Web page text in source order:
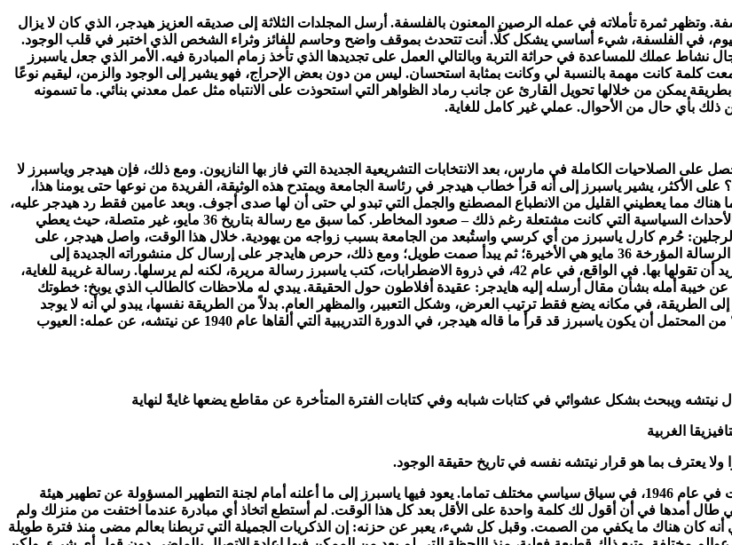
ثمرة تأملاته في عمله الرصين المعنون بالفلسفة. أرسل المجلدات الثلاثة إلى صديقه العزيز هيدجر، الذي كان لا يزال
في الفلسفة، شيء أساسي يشكل كلًا. أنت تتحدث بموقف واضح وحاسم للفائز وثراء الشخص الذي اختبر في قلب الوجود.
نشاط عملك للمساعدة في حراثة التربة وبالتالي العمل على تجديدها الذي تأخذ زمام المبادرة فيه. الأمر الذي جعل ياسبرز
كانت مهمة بالنسبة لي وكانت بمثابة استحسان. ليس من دون بعض الإحراج، فهو يشير إلى الوجود والزمن، ليقيم نوعًا
يمكن من خلالها تحويل القارئ عن جانب رماد الظواهر التي استحوذت على الانتباه مثل عمل معدني بنائي. ما تسمونه
بأي حال من الأحوال. عملي غير كامل للغاية.
1933، تم تعيين هتلر مستشارًا، ثم حصل على الصلاحيات الكاملة في مارس، بعد الانتخابات التشريعية الجديدة التي فاز بها النازيون. ومع ذلك، فإن هيدجر وياسبرز لا
يشير ياسبرز إلى أنه قرأ خطاب هيدجر في رئاسة الجامعة ويمتدح هذه الوثيقة، الفريدة من نوعها حتى يومنا هذا،
مما يعطيني القليل من الانطباع المصطنع والجمل التي تبدو لي حتى أن لها صدى أجوف. وبعد عامين فقط رد هيدجر عليه،
برسالة قمرية إلى حد ما استشهد فيها بآيات من سوفوكليس، دون أي إشارة إلى الأحداث السياسية التي كانت مشتعلة رغم ذلك – صعود المخاطر. كما سبق مع رسالة بتاريخ 36 مايو، غير متصلة، حيث يعطي
حُرم كارل ياسبرز من أي كرسي واستُبعد من الجامعة بسبب زواجه من يهودية. خلال هذا الوقت، واصل هيدجر، على
الرغم من استقالته من منصب رئيس الجامعة، التدريس في جامعة فريبورغ. هذه الرسالة المؤرخة 36 مايو هي الأخيرة؛ ثم يبدأ صمت طويل؛ ومع ذلك، حرص هايدجر على إرسال كل منشوراته الجديدة إلى
ياسبرز، مصحوبة بإهداء. صمت لمدة 6 سنوات، أو 13 سنة، حسب الطريقة التي تريد أن تقولها بها. في الواقع، في عام 42، في ذروة الاضطرابات، كتب ياسبرز رسالة مريرة، لكنه لم يرسلها. رسالة غريبة للغاية،
أمله بشأن مقال أرسله إليه هايدجر: عقيدة أفلاطون حول الحقيقة. يبدي له ملاحظات كالطالب الذي يوبخ: خطوتك
الطريقة، في مكانه يضع فقط ترتيب العرض، وشكل التعبير، والمظهر العام. بدلاً من الطريقة نفسها، يبدو لي أنه لا يوجد
سوى بديل. ويذهب إلى حد القول: في نهاية قراءتي أشعر بالغش. الغرور مجروح؟ من المحتمل أن يكون ياسبرز قد قرأ ما قاله هيدجر، في الدورة التدريبية التي ألقاها عام 1940 عن نيتشه، عن عمله: العيوب
لم يتم إرسال هذه الرسالة الأولى. والثاني عانى من نفس المصير. هذه المرة كتبت في عام 1946، في سياق سياسي مختلف تماما. يعود فيها ياسبرز إلى ما أعلنه أمام لجنة التطهير المسؤولة عن تطهير هيئة
التي طال أمدها في أن أقول لك كلمة واحدة على الأقل بعد كل هذا الوقت. لم أستطع اتخاذ أي مبادرة عندما اختفت من منزلك ولم
كان هناك ما يكفي من الصمت. وقبل كل شيء، يعبر عن حزنه: إن الذكريات الجميلة التي تربطنا بعالم مضى منذ فترة طويلة